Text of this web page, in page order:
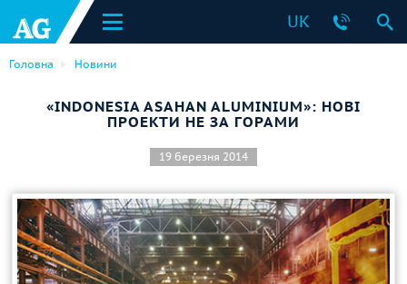
UK
Головна Новини
«INDONESIA ASAHAN ALUMINIUM»: НОВІ
ПРОЕКТИ НЕ ЗА ГОРАМИ
19 березня 2014